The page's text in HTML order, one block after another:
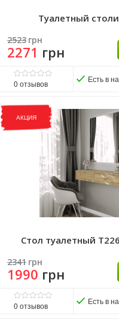
Туалетный
2523 грн
2271 грн
0 отзывов Есть в
Матеріал фасаду:
Виробник:
Мир Мебели
Матеріал:
ДСП
Матеріал каркасу: ДСП
АКЦИЯ
Стол туалетный
2341 грн
1990 грн
0 отзывов Есть в